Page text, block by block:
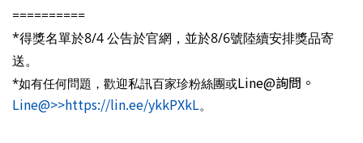
==========
*得獎名單於8/4 公告於官網，並於8/6號陸續安排獎品寄
送。
*如有任何問題，歡迎私訊百家珍粉絲團或Line@詢問。
Line@>>https://lin.ee/ykkPXkL。